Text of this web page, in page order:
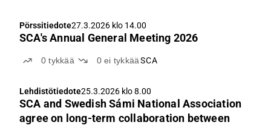
Pörssitiedote27.3.2026 klo 14.00
SCA's Annual General Meeting 2026
0tykkää 0ei tykkääSCA
Lehdistötiedote25.3.2026 klo 8.00
SCA and Swedish Sámi National Association
agree on long-term collaboration between